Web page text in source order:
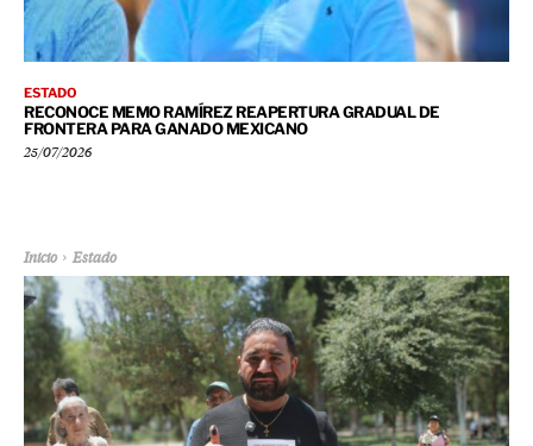
ESTADO
RECONOCE MEMO RAMÍREZ REAPERTURA GRADUAL DE
FRONTERA PARA GANADO MEXICANO
25/07/2026